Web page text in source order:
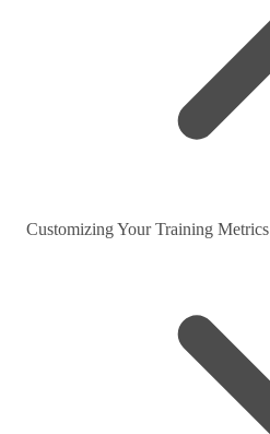
Customizing Your Training Metrics